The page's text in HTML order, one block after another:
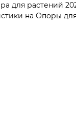
растений
на Опоры